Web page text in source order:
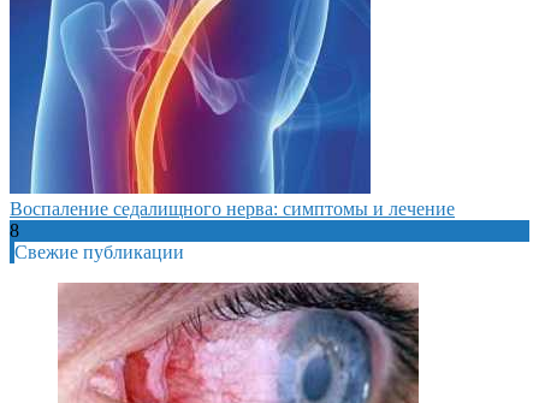
Воспаление седалищного нерва: симптомы и лечение
8
Свежие публикации